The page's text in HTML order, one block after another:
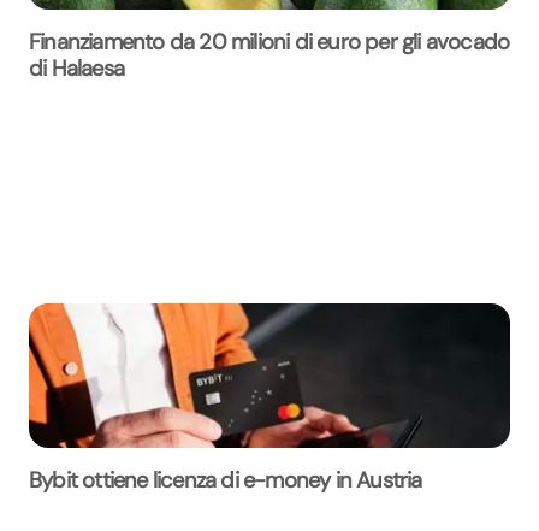
Finanziamento da 20 milioni di euro per gli avocado
di Halaesa
Bybit ottiene licenza di e-money in Austria